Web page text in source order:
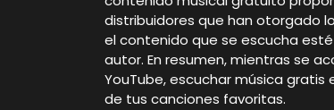
distribuidores que han otorgado
el contenido que se escucha
autor. En resumen, mientras se
YouTube, escuchar música
de tus canciones favoritas.